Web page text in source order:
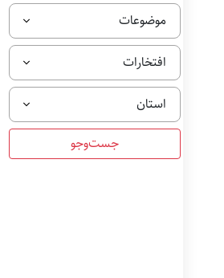
موضوعات
افتخارات
استان